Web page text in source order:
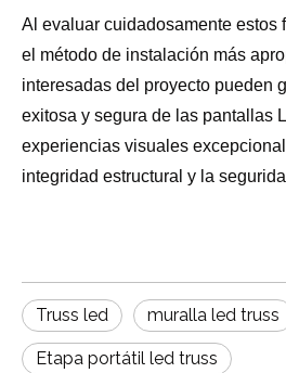
Al evaluar cuidadosamente estos
el método de instalación más
interesadas del proyecto pueden
exitosa y segura de las pantallas
experiencias visuales
integridad estructural y la
Truss led muralla led truss
Etapa portátil led truss